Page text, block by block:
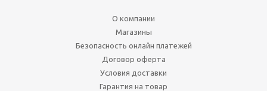
О компании
Магазины
Безопасность онлайн платежей
Договор оферта
Условия доставки
Гарантия на товар